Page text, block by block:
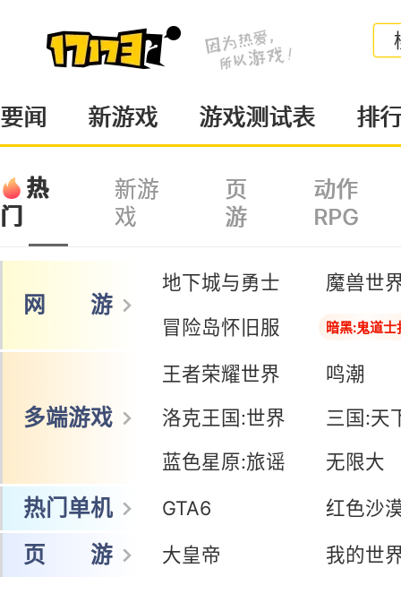
要闻 新游戏 游戏测试表 排
热
门
新游
戏
页
游
动作
RPG
网 游
地下城与勇士
魔兽世
冒险岛怀旧服
暗黑:鬼道士
多端游戏
王者荣耀世界
鸣潮
洛克王国:世界
三国:天
蓝色星原:旅谣
无限大
热门单机 GTA6 红色沙
页 游 大皇帝 我的世